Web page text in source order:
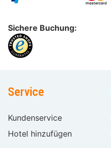
Sichere Buchung:
Service
Kundenservice
Hotel hinzufügen